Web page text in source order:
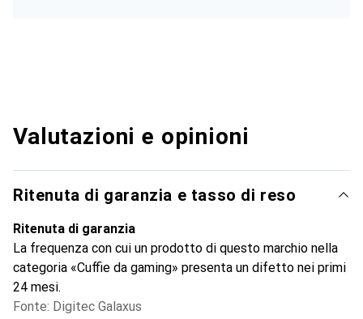
Valutazioni e opinioni
Ritenuta di garanzia e tasso di reso
Ritenuta di garanzia
La frequenza con cui un prodotto di questo marchio nella
categoria «Cuffie da gaming» presenta un difetto nei primi
24 mesi.
Fonte: Digitec Galaxus